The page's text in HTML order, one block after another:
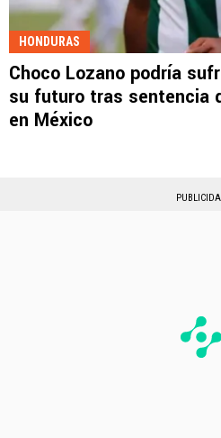
HONDURAS
Choco Lozano podría
su futuro tras sentencia
en México